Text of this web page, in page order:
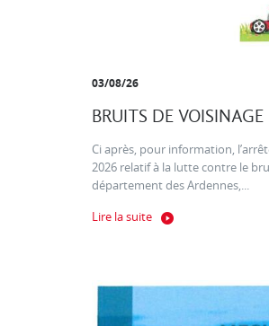
03/08/26
BRUITS DE VOISINAGE
Ci après, pour information,
2026 relatif à la lutte contre le
département des Ardennes,...
Lire la suite